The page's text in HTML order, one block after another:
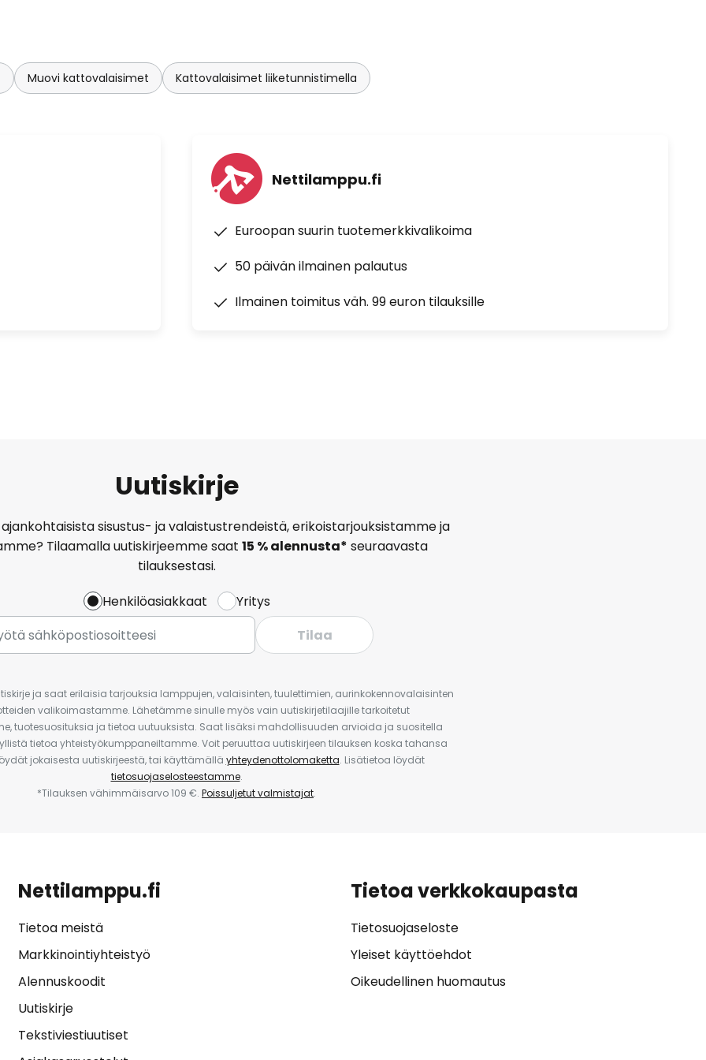
Muovi kattovalaisimet Kattovalaisimet liiketunnistimella
Nettilamppu.fi
Euroopan suurin tuotemerkkivalikoima
50 päivän ilmainen palautus
Ilmainen toimitus väh. 99 euron tilauksille
Uutiskirje
sisustus- ja valaistustrendeistä, erikoistarjouksistamme ja
Tilaamalla uutiskirjeemme saat 15 % alennusta* seuraavasta
tilauksestasi.
Henkilöasiakkaat
Yritys
Tilaa
ja saat erilaisia tarjouksia lamppujen, valaisinten, tuulettimien, aurinkokennovalaisinten
valikoimastamme. Lähetämme sinulle myös vain uutiskirjetilaajille tarkoitetut
tuotesuosituksia ja tietoa uutuuksista. Saat lisäksi mahdollisuuden arvioida ja suositella
tietoa yhteistyökumppaneiltamme. Voit peruuttaa uutiskirjeen tilauksen koska tahansa
jokaisesta uutiskirjeestä, tai käyttämällä yhteydenottolomaketta. Lisätietoa löydät
tietosuojaselosteestamme.
*Tilauksen vähimmäisarvo 109 €. Poissuljetut valmistajat.
Nettilamppu.fi
Tietoa meistä
Markkinointiyhteistyö
Alennuskoodit
Uutiskirje
Tekstiviestiuutiset
Tietoa verkkokaupasta
Tietosuojaseloste
Yleiset käyttöehdot
Oikeudellinen huomautus